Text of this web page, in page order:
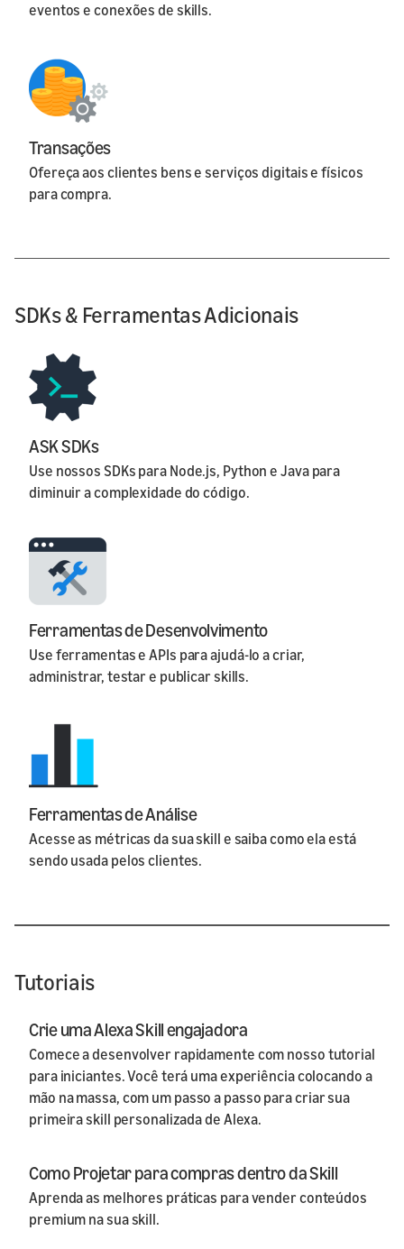
eventos e conexões de skills.
Transações
Ofereça aos clientes bens e serviços digitais e físicos
para compra.
SDKs & Ferramentas Adicionais
ASK SDKs
Use nossos SDKs para Node.js, Python e Java para
diminuir a complexidade do código.
Ferramentas de Desenvolvimento
Use ferramentas e APIs para ajudá-lo a criar,
administrar, testar e publicar skills.
Ferramentas de Análise
Acesse as métricas da sua skill e saiba como ela está
sendo usada pelos clientes.
Tutoriais
Crie uma Alexa Skill engajadora
Comece a desenvolver rapidamente com nosso tutorial
para iniciantes. Você terá uma experiência colocando a
mão na massa, com um passo a passo para criar sua
primeira skill personalizada de Alexa.
Como Projetar para compras dentro da Skill
Aprenda as melhores práticas para vender conteúdos
premium na sua skill.